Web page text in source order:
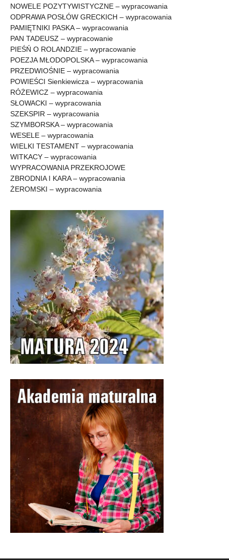
NOWELE POZYTYWISTYCZNE – wypracowania
ODPRAWA POSŁÓW GRECKICH – wypracowania
PAMIĘTNIKI PASKA – wypracowania
PAN TADEUSZ – wypracowanie
PIEŚŃ O ROLANDZIE – wypracowanie
POEZJA MŁODOPOLSKA – wypracowania
PRZEDWIOŚNIE – wypracowania
POWIEŚCI Sienkiewicza – wypracowania
RÓŻEWICZ – wypracowania
SŁOWACKI – wypracowania
SZEKSPIR – wypracowania
SZYMBORSKA – wypracowania
WESELE – wypracowania
WIELKI TESTAMENT – wypracowania
WITKACY – wypracowania
WYPRACOWANIA PRZEKROJOWE
ZBRODNIA I KARA – wypracowania
ŻEROMSKI – wypracowania